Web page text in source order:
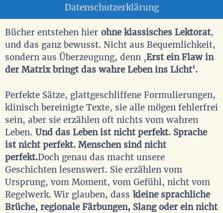
Kein klassisches Lektorat
Bücher entstehen hier ohne klassisches Lektorat,
und das ganz bewusst. Nicht aus Bequemlichkeit,
sondern aus Überzeugung, denn ‚Erst ein Flaw in
der Matrix bringt das wahre Leben ins Licht‘.
Perfekte Sätze, glattgeschliffene Formulierungen,
klinisch bereinigte Texte, sie alle mögen fehlerfrei
sein, aber sie erzählen oft nichts vom wahren
Leben. Und das Leben ist nicht perfekt. Sprache
ist nicht perfekt. Menschen sind nicht
perfekt.Doch genau das macht unsere
Geschichten lesenswert. Sie erzählen vom
Ursprung, vom Moment, vom Gefühl, nicht vom
Regelwerk. Wir glauben, dass kleine sprachliche
Brüche, regionale Färbungen, Slang oder ein nicht
Datenschutzerklärung